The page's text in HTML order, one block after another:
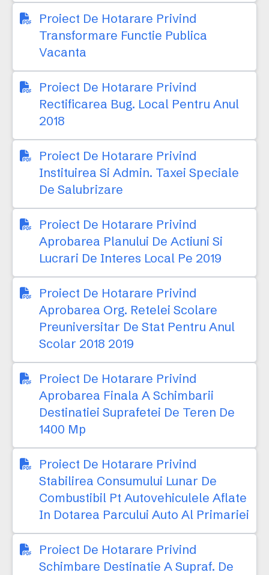
Proiect De Hotarare Privind
Transformare Functie Publica
Vacanta
Proiect De Hotarare Privind
Rectificarea Bug. Local Pentru Anul
2018
Proiect De Hotarare Privind
Instituirea Si Admin. Taxei Speciale
De Salubrizare
Proiect De Hotarare Privind
Aprobarea Planului De Actiuni Si
Lucrari De Interes Local Pe 2019
Proiect De Hotarare Privind
Aprobarea Org. Retelei Scolare
Preuniversitar De Stat Pentru Anul
Scolar 2018 2019
Proiect De Hotarare Privind
Aprobarea Finala A Schimbarii
Destinatiei Suprafetei De Teren De
1400 Mp
Proiect De Hotarare Privind
Stabilirea Consumului Lunar De
Combustibil Pt Autovehiculele Aflate
In Dotarea Parcului Auto Al Primariei
Proiect De Hotarare Privind
Schimbare Destinatie A Supraf. De